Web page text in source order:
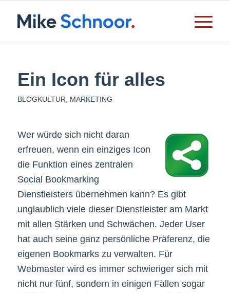
Ein Icon für alles
BLOGKULTUR MARKETING
Wer würde sich nicht daran
erfreuen, wenn ein einziges Icon
die Funktion eines zentralen
Social Bookmarking
Dienstleisters übernehmen kann? Es gibt
unglaublich viele dieser Dienstleister am Markt
mit allen Stärken und Schwächen. Jeder User
hat auch seine ganz persönliche Präferenz, die
eigenen Bookmarks zu verwalten. Für
Webmaster wird es immer schwieriger sich mit
nicht nur fünf, sondern in einigen Fällen sogar